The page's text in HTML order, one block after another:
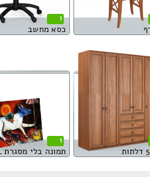
1
כסא מחשב
1
תמונה בלי מסגרת XXL